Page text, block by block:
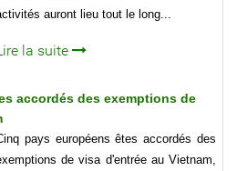
auront lieu tout le long...
la suite
accordés des exemptions de
pays européens êtes accordés des
de visa d'entrée au Vietnam,